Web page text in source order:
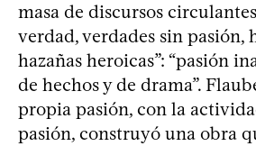
masa de discursos
verdad, verdades sin pasión,
hazañas heroicas”: “pasión
de hechos y de drama”.
propia pasión, con la
pasión, construyó una obra